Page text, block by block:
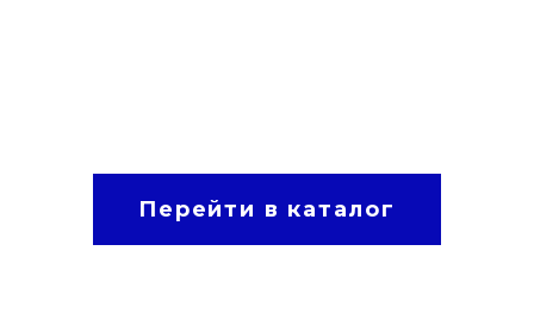
Перейти в каталог